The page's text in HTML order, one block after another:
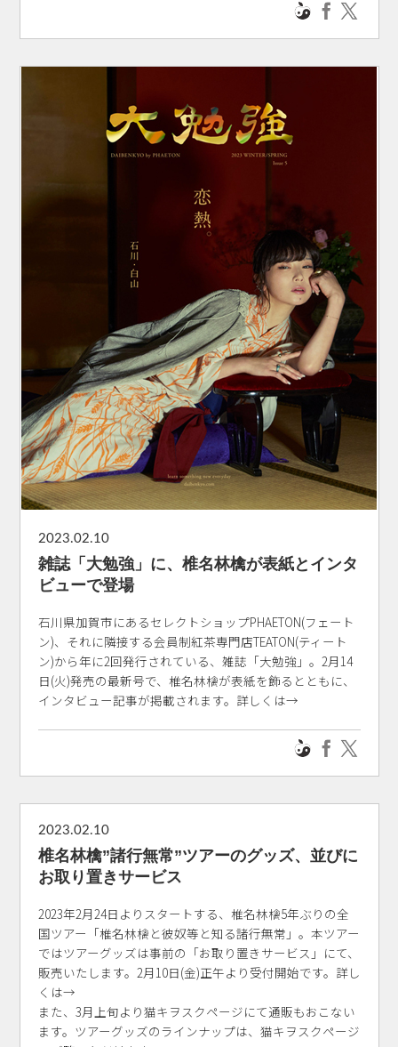
2023.02.10
雑誌「大勉強」に、椎名林檎が表紙とインタ
ビューで登場
石川県加賀市にあるセレクトショップPHAETON(フェート
ン)、それに隣接する会員制紅茶専門店TEATON(ティート
ン)から年に2回発行されている、雑誌「大勉強」。2月14
日(火)発売の最新号で、椎名林檎が表紙を飾るとともに、
インタビュー記事が掲載されます。詳しくは→
2023.02.10
椎名林檎”諸行無常”ツアーのグッズ、並びに
お取り置きサービス
2023年2月24日よりスタートする、椎名林檎5年ぶりの全
国ツアー「椎名林檎と彼奴等と知る諸行無常」。本ツアー
ではツアーグッズは事前の「お取り置きサービス」にて、
販売いたします。2月10日(金)正午より受付開始です。詳し
くは→
また、3月上旬より猫キヲスクページにて通販もおこない
ます。ツアーグッズのラインナップは、 猫キヲスクページ